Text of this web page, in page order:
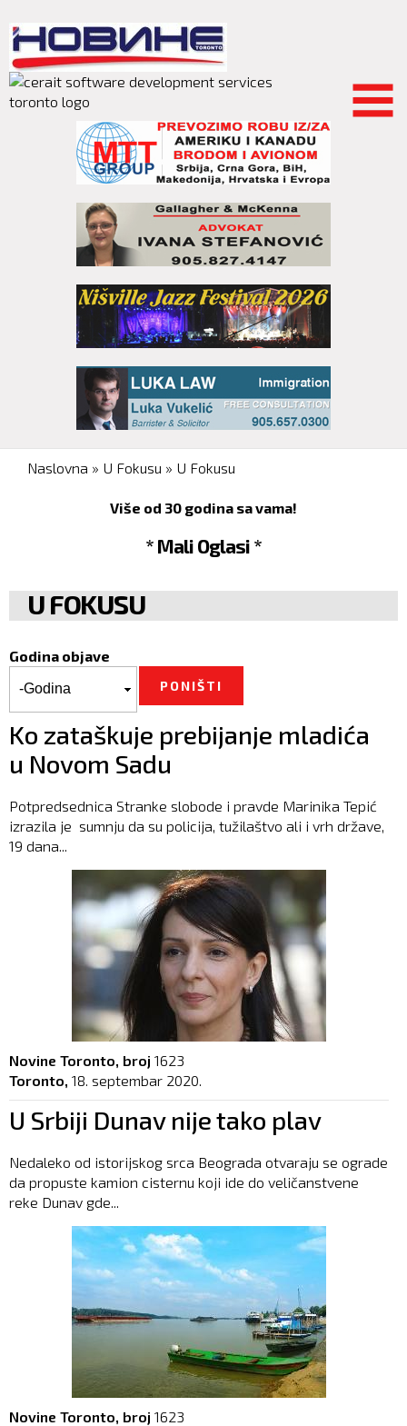
main
content
You are here
Naslovna » U Fokusu » U Fokusu
Više od 30 godina sa vama!
* Mali Oglasi *
U FOKUSU
Godina objave
Ko zataškuje prebijanje mladića
u Novom Sadu
Potpredsednica Stranke slobode i pravde Marinika Tepić
izrazila je sumnju da su policija, tužilaštvo ali i vrh države,
19 dana...
Novine Toronto, broj 1623
Toronto, 18. septembar 2020.
U Srbiji Dunav nije tako plav
Nedaleko od istorijskog srca Beograda otvaraju se ograde
da propuste kamion cisternu koji ide do veličanstvene
reke Dunav gde...
Novine Toronto, broj 1623